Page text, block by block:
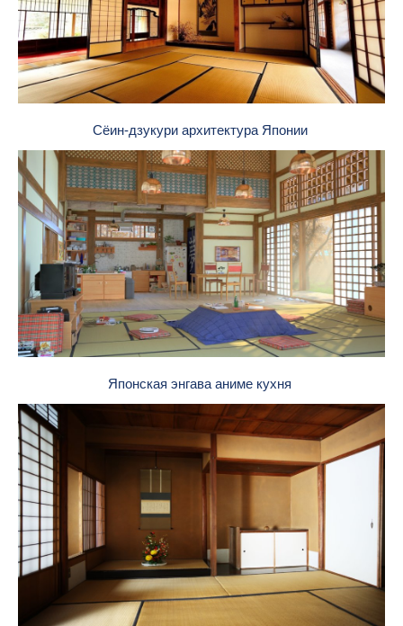
Сёин-дзукури архитектура Японии
Японская энгава аниме кухня